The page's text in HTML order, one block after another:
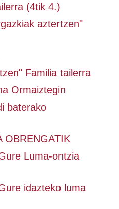
(4tik 4.)
aztertzen"
Familia tailerra
Ormaiztegin
baterako
OBRENGATIK
Luma-ontzia
idazteko luma